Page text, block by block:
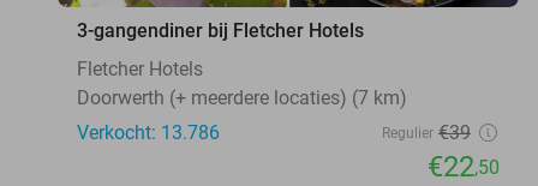
3-gangendiner bij Fletcher Hotels
Fletcher Hotels
Doorwerth (+ meerdere locaties) (7 km)
Verkocht: 13.786
Regulier €39
€22,50